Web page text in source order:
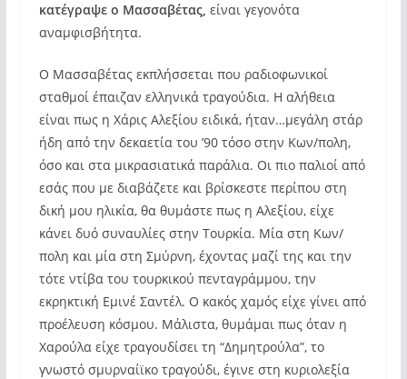
κατέγραψε ο Μασσαβέτας, είναι γεγονότα
αναμφισβήτητα.
Ο Μασσαβέτας εκπλήσσεται που ραδιοφωνικοί
σταθμοί έπαιζαν ελληνικά τραγούδια. Η αλήθεια
είναι πως η Χάρις Αλεξίου ειδικά, ήταν…μεγάλη στάρ
ήδη από την δεκαετία του ’90 τόσο στην Κων/πολη,
όσο και στα μικρασιατικά παράλια. Οι πιο παλιοί από
εσάς που με διαβάζετε και βρίσκεστε περίπου στη
δική μου ηλικία, θα θυμάστε πως η Αλεξίου, είχε
κάνει δυό συναυλίες στην Τουρκία. Μία στη Κων/
πολη και μία στη Σμύρνη, έχοντας μαζί της και την
τότε ντίβα του τουρκικού πενταγράμμου, την
εκρηκτική Εμινέ Σαντέλ. Ο κακός χαμός είχε γίνει από
προέλευση κόσμου. Μάλιστα, θυμάμαι πως όταν η
Χαρούλα είχε τραγουδίσει τη “Δημητρούλα”, το
γνωστό σμυρναίϊκο τραγούδι, έγινε στη κυριολεξία